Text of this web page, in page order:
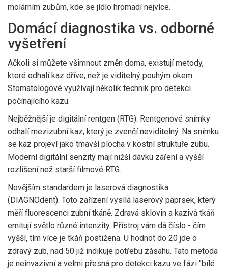
molárním zubům, kde se jídlo hromadí nejvíce.
Domácí diagnostika vs. odborné
vyšetření
Ačkoli si můžete všimnout změn doma, existují metody,
které odhalí kaz dříve, než je viditelný pouhým okem.
Stomatologové využívají několik technik pro detekci
počínajícího kazu.
Nejběžnější je digitální rentgen (RTG). Rentgenové snímky
odhalí mezizubní kaz, který je zvenčí neviditelný. Na snímku
se kaz projeví jako tmavší plocha v kostní struktuře zubu.
Moderní digitální senzity mají nižší dávku záření a vyšší
rozlišení než starší filmové RTG.
Novějším standardem je laserová diagnostika
(DIAGNOdent). Toto zařízení vysílá laserový paprsek, který
měří fluorescenci zubní tkáně. Zdravá sklovin a kazivá tkáň
emitují světlo různé intenzity. Přístroj vám dá číslo - čím
vyšší, tím více je tkáň postižena. U hodnot do 20 jde o
zdravý zub, nad 50 již indikuje potřebu zásahu. Tato metoda
je neinvazivní a velmi přesná pro detekci kazu ve fázi "bílé